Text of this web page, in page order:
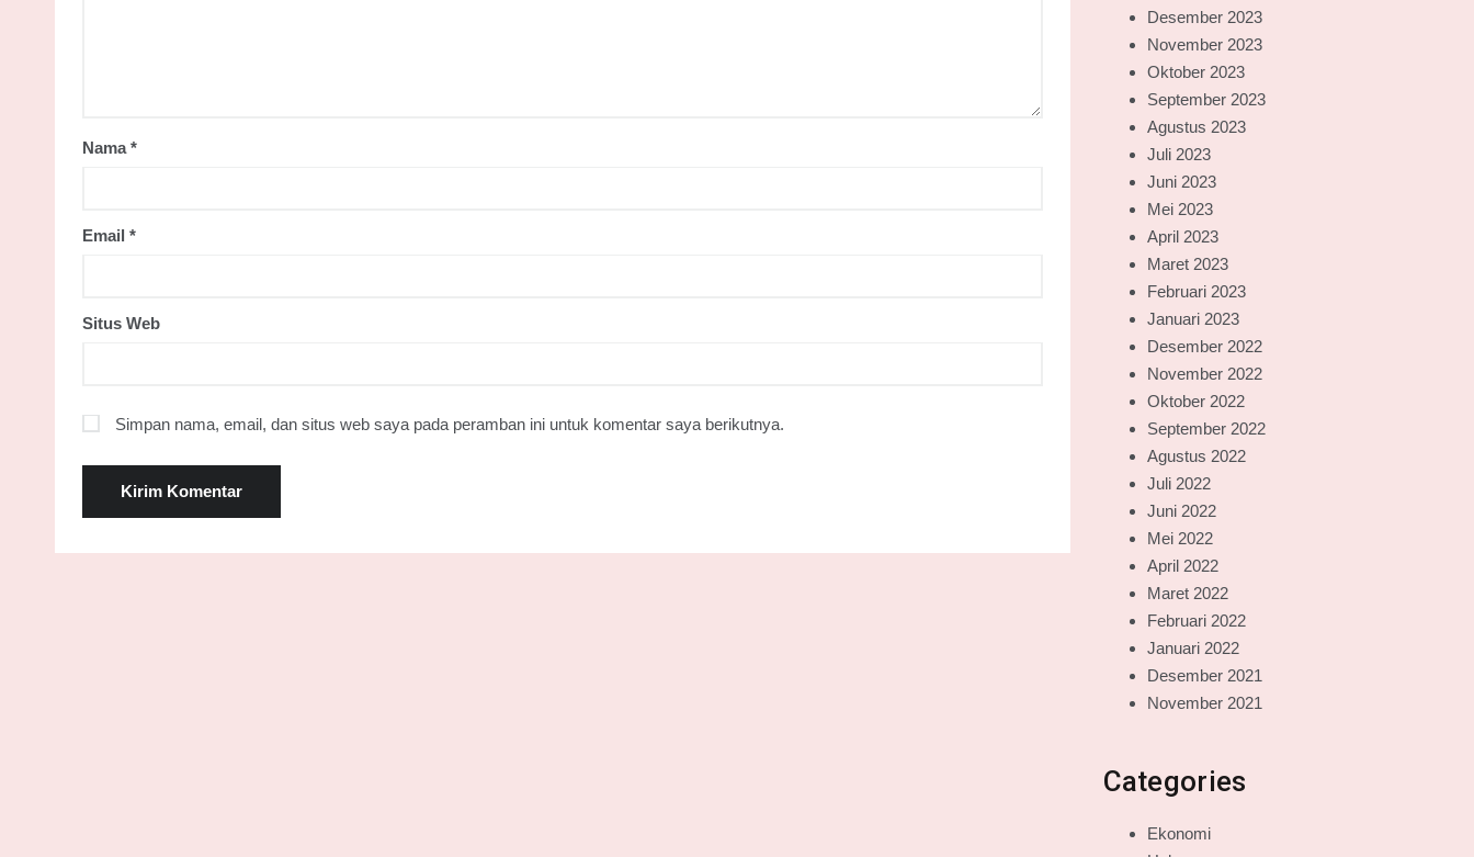
Nama*
Email *
Situs Web
Simpan nama, email, dan situs web saya pada peramban ini untuk komentar saya berikutnya.
Desember 2023
November 2023
Oktober 2023
September 2023
Agustus 2023
Juli 2023
Juni 2023
Mei 2023
April 2023
Maret 2023
Februari 2023
Januari 2023
Desember 2022
November 2022
Oktober 2022
September 2022
Agustus 2022
Juli 2022
Juni 2022
Mei 2022
April 2022
Maret 2022
Februari 2022
Januari 2022
Desember 2021
November 2021
Categories
Ekonomi